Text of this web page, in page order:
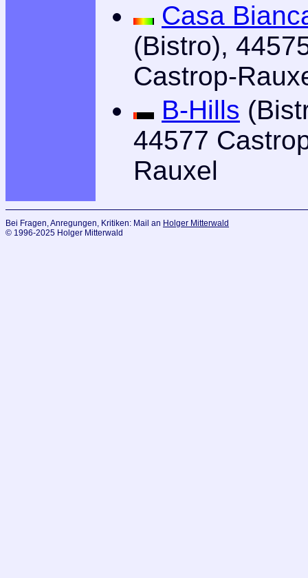
Casa
(Bistro),
Castrop-
B-Hills
44577
Rauxel
Bei Fragen, Anregungen, Kritiken: Mail an Holger Mitterwald
© 1996-2025 Holger Mitterwald